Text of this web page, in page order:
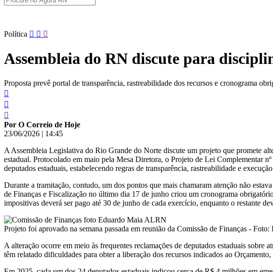
Pular
conteúdo
Política
Assembleia do RN discute para
Proposta prevê portal de transparência, rastreabilidade dos recursos e cronograma
Por O Correio de Hoje
23/06/2026 | 14:45
A Assembleia Legislativa do Rio Grande do Norte discute um projeto que promete
estadual. Protocolado em maio pela Mesa Diretora, o Projeto de Lei Complementar
deputados estaduais, estabelecendo regras de transparência, rastreabilidade e
Durante a tramitação, contudo, um dos pontos que mais chamaram atenção não
de Finanças e Fiscalização no último dia 17 de junho criou um cronograma
impositivas deverá ser pago até 30 de junho de cada exercício, enquanto o restante
Projeto foi aprovado na semana passada em reunião da Comissão de Finanças -
A alteração ocorre em meio às frequentes reclamações de deputados estaduais
têm relatado dificuldades para obter a liberação dos recursos indicados ao